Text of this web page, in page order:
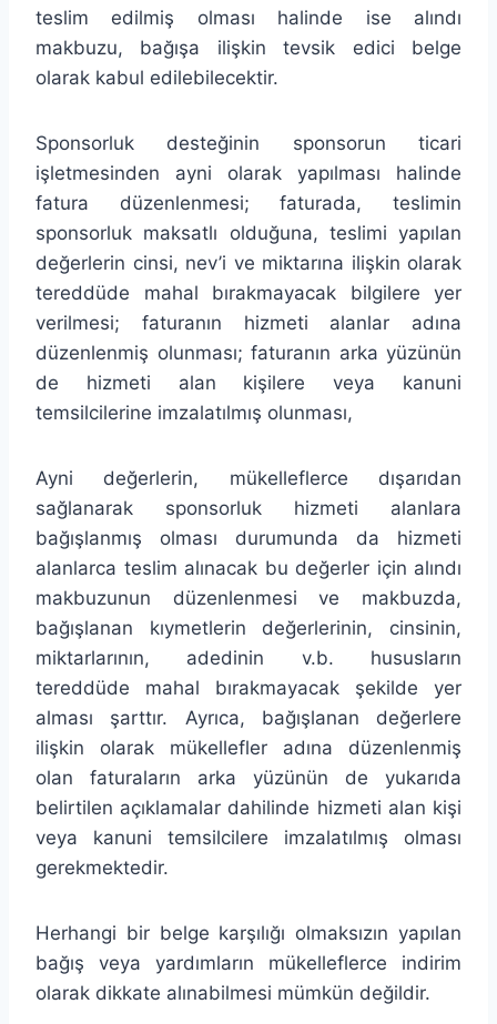
teslim edilmiş olması halinde ise alındı
makbuzu, bağışa ilişkin tevsik edici belge
olarak kabul edilebilecektir.
Sponsorluk desteğinin sponsorun ticari
işletmesinden ayni olarak yapılması halinde
fatura düzenlenmesi; faturada, teslimin
sponsorluk maksatlı olduğuna, teslimi yapılan
değerlerin cinsi, nev’i ve miktarına ilişkin olarak
tereddüde mahal bırakmayacak bilgilere yer
verilmesi; faturanın hizmeti alanlar adına
düzenlenmiş olunması; faturanın arka yüzünün
de hizmeti alan kişilere veya kanuni
temsilcilerine imzalatılmış olunması,
Ayni değerlerin, mükelleflerce dışarıdan
sağlanarak sponsorluk hizmeti alanlara
bağışlanmış olması durumunda da hizmeti
alanlarca teslim alınacak bu değerler için alındı
makbuzunun düzenlenmesi ve makbuzda,
bağışlanan kıymetlerin değerlerinin, cinsinin,
miktarlarının, adedinin v.b. hususların
tereddüde mahal bırakmayacak şekilde yer
alması şarttır. Ayrıca, bağışlanan değerlere
ilişkin olarak mükellefler adına düzenlenmiş
olan faturaların arka yüzünün de yukarıda
belirtilen açıklamalar dahilinde hizmeti alan kişi
veya kanuni temsilcilere imzalatılmış olması
gerekmektedir.
Herhangi bir belge karşılığı olmaksızın yapılan
bağış veya yardımların mükelleflerce indirim
olarak dikkate alınabilmesi mümkün değildir.